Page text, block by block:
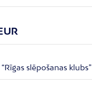
slēpošanas klubs”